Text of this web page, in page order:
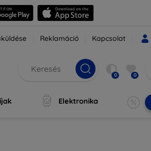
Reklamáció Kapcsolat
0 0
Elektronika